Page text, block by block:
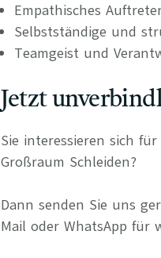
Empathisches
Selbstständige und
Teamgeist und
Jetzt
Sie interessieren sich
Großraum Schleiden?
Dann senden Sie uns
Mail oder WhatsApp für